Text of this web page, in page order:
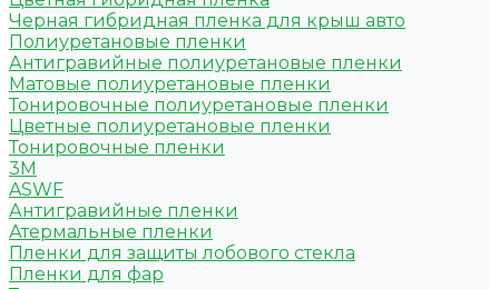
Черная гибридная пленка для крыш авто
Полиуретановые пленки
Антигравийные полиуретановые пленки
Матовые полиуретановые пленки
Тонировочные полиуретановые пленки
Цветные полиуретановые пленки
Тонировочные пленки
3M
ASWF
Антигравийные пленки
Атермальные пленки
Пленки для защиты лобового стекла
Пленки для фар